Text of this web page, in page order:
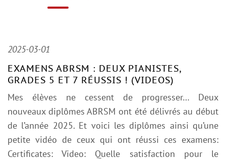
2025-03-01
EXAMENS ABRSM : DEUX PIANISTES,
GRADES 5 ET 7 RÉUSSIS ! (VIDEOS)
Mes élèves ne cessent de progresser… Deux
nouveaux diplômes ABRSM ont été délivrés au début
de l’année 2025. Et voici les diplômes ainsi qu’une
petite vidéo de ceux qui ont réussi ces examens:
Certificates: Video: Quelle satisfaction pour le